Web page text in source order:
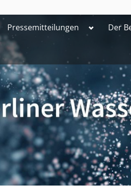
Pressemitteilungen ToggleDer